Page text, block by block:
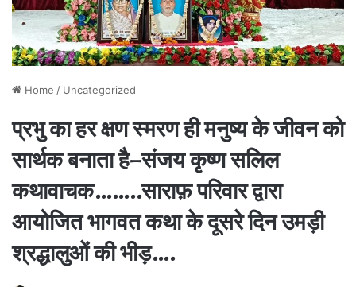
Home / Uncategorized
प्रभु का हर क्षण स्मरण ही मनुष्य के जीवन को
सार्थक बनाता है–संजय कृष्ण सलिल
कथावाचक……..साराफ़ परिवार द्वारा
आयोजित भागवत कथा के दूसरे दिन उमड़ी
श्रद्धालुओं की भीड़….